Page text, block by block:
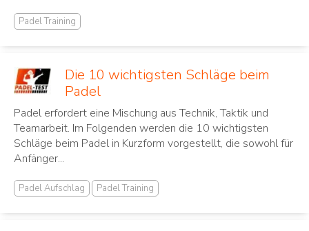
Padel Training
Die 10 wichtigsten Schläge beim
Padel
Padel erfordert eine Mischung aus Technik, Taktik und
Teamarbeit. Im Folgenden werden die 10 wichtigsten
Schläge beim Padel in Kurzform vorgestellt, die sowohl für
Anfänger...
Padel Aufschlag Padel Training